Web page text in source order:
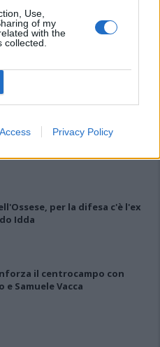
Use,
of my
with the
Privacy Policy
con Markic, Contucci,
Solinas, Souare e Galic
all'esordio in D: Forzati,
Limongelli, Bolzicco e tanti
dai pilastri Masia, Pinna e
per la difesa c'è l'ex
Idda
il centrocampo con
e Samuele Vacca